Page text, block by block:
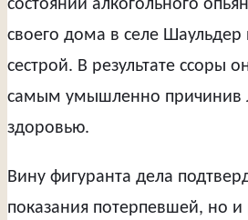
состоянии алкогольного
своего дома в селе Шаульдер
сестрой. В результате ссоры
самым умышленно причинив
здоровью.
Вину фигуранта дела
показания потерпевшей, но и